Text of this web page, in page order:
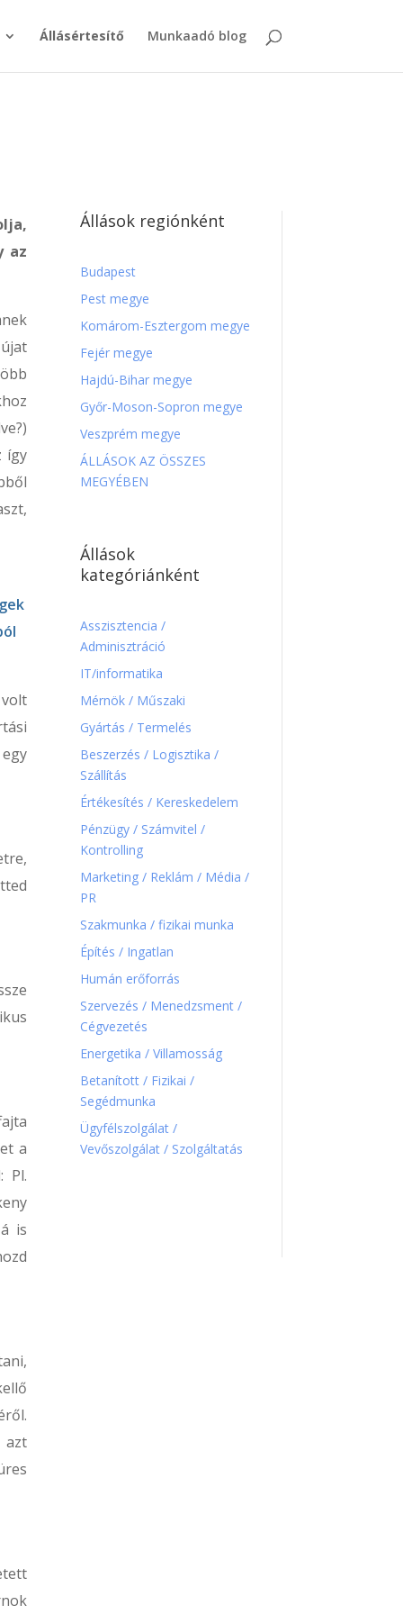
Állásértesítő Munkaadó blog
az
így
a
Pl.
is
azt
Állások regiónként
Budapest
Pest megye
Komárom-Esztergom megye
Fejér megye
Hajdú-Bihar megye
Győr-Moson-Sopron megye
Veszprém megye
ÁLLÁSOK AZ ÖSSZES
MEGYÉBEN
Állások
kategóriánként
Asszisztencia /
Adminisztráció
IT/informatika
Mérnök / Műszaki
Gyártás / Termelés
Beszerzés / Logisztika /
Szállítás
Értékesítés / Kereskedelem
Pénzügy / Számvitel /
Kontrolling
Marketing / Reklám / Média /
PR
Szakmunka / fizikai munka
Építés / Ingatlan
Humán erőforrás
Szervezés / Menedzsment /
Cégvezetés
Energetika / Villamosság
Betanított / Fizikai /
Segédmunka
Ügyfélszolgálat /
Vevőszolgálat / Szolgáltatás